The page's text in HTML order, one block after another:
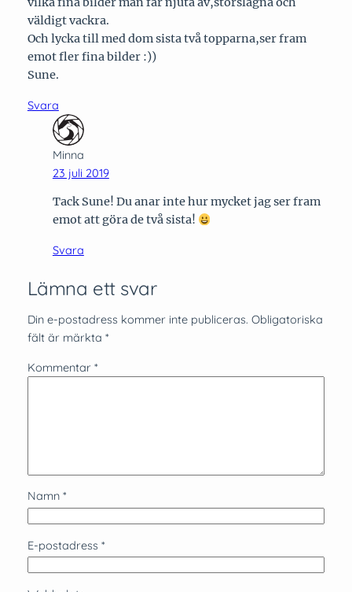
väldigt vackra.
Och lycka till med dom sista två topparna,ser fram
emot fler fina bilder :))
Sune.
Svara
Minna
23 juli 2019
Tack Sune! Du anar inte hur mycket jag ser fram
emot att göra de två sista!
Svara
Lämna ett svar
Din e-postadress kommer inte publiceras. Obligatoriska
fält är märkta *
Kommentar *
Namn *
E-postadress *